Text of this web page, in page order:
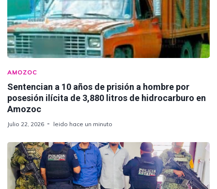
AMOZOC
Sentencian a 10 años de prisión a hombre por
posesión ilícita de 3,880 litros de hidrocarburo en
Amozoc
Julio 22, 2026 leido hace un minuto